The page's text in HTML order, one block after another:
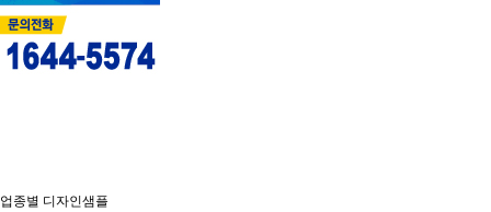
업종별 디자인샘플